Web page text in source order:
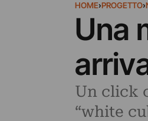
HOME›PROGETTO›
Una
Un click
“white